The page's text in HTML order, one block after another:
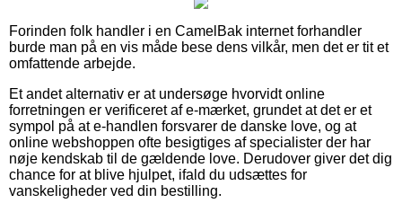
Forinden folk handler i en CamelBak internet forhandler
burde man på en vis måde bese dens vilkår, men det er tit et
omfattende arbejde.
Et andet alternativ er at undersøge hvorvidt online
forretningen er verificeret af e-mærket, grundet at det er et
sympol på at e-handlen forsvarer de danske love, og at
online webshoppen ofte besigtiges af specialister der har
nøje kendskab til de gældende love. Derudover giver det dig
chance for at blive hjulpet, ifald du udsættes for
vanskeligheder ved din bestilling.